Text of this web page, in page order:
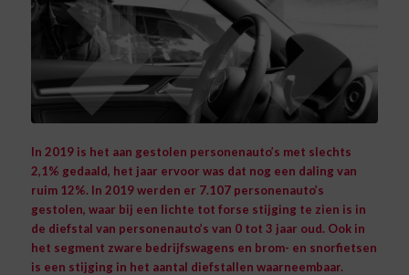
In 2019 is het aan gestolen personenauto’s met slechts
2,1% gedaald, het jaar ervoor was dat nog een daling van
ruim 12%. In 2019 werden er 7.107 personenauto’s
gestolen, waar bij een lichte tot forse stijging te zien is in
de diefstal van personenauto’s van 0 tot 3 jaar oud. Ook in
het segment zware bedrijfswagens en brom- en snorfietsen
is een stijging in het aantal diefstallen waarneembaar.